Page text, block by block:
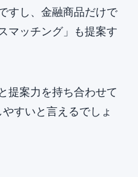
すし、金融商品だけで
マッチング」も提案す
提案力を持ち合わせて
すいと言えるでしょ